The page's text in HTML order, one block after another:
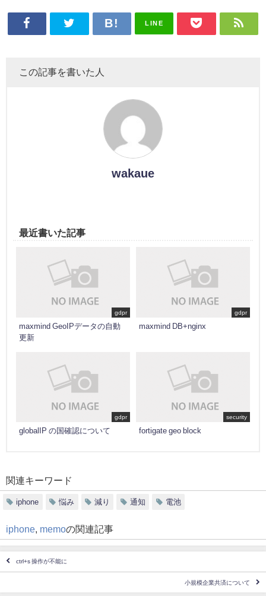
LINE
この記事を書いた人
wakaue
最近書いた記事
gdpr
maxmind GeoIPデータの自動
更新
gdpr
maxmind DB+nginx
gdpr
globalIP の国確認について
security
fortigate geo block
関連キーワード
iphone 悩み 減り 通知 電池
iphone memoの関連記事
ctrl+s 操作が不能に
小規模企業共済について